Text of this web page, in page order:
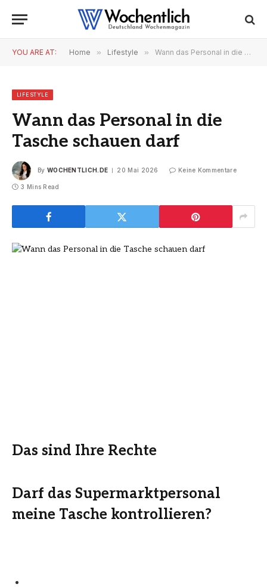
YOU ARE AT: Home » Lifestyle » Wann das Personal in die Tasche schauen darf
LIFESTYLE
Wann das Personal in die
Tasche schauen darf
By WOCHENTLICH.DE 20 Mai 2026 Keine Kommentare
3 Mins Read
Das sind Ihre Rechte
Darf das Supermarktpersonal
meine Tasche kontrollieren?